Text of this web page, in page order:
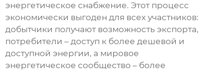
энергетическое снабжение. Этот процесс
экономически выгоден для всех участников:
добытчики получают возможность экспорта,
потребители – доступ к более дешевой и
доступной энергии, а мировое
энергетическое сообщество – более